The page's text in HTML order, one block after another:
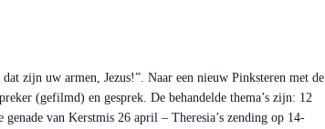
zijn uw armen, Jezus!”. Naar een nieuw Pinksteren met de
(gefilmd) en gesprek. De behandelde thema’s zijn: 12
van Kerstmis 26 april – Theresia’s zending op 14-